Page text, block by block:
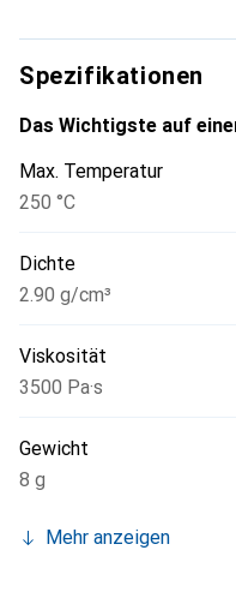
Grafikkarten, Konsolen
Wärmeübertragung zu
Komponenten zu
zuverlässige Wahl für
Spezifikationen
Das Wichtigste auf
Max. Temperatur
250 °C
Dichte
2.90 g/cm³
Viskosität
3500 Pa·s
Gewicht
8 g
Mehr anzeigen